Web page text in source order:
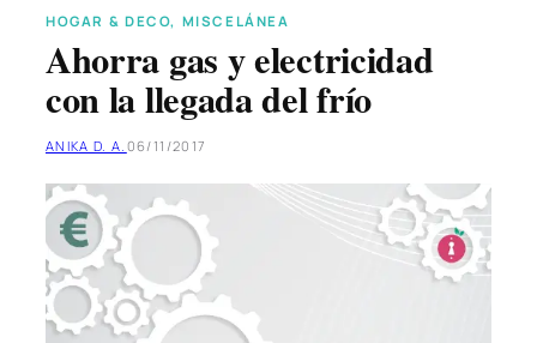
HOGAR & DECO, MISCELÁNEA
Ahorra gas y electricidad
con la llegada del frío
ANIKA D. A. 06/11/2017